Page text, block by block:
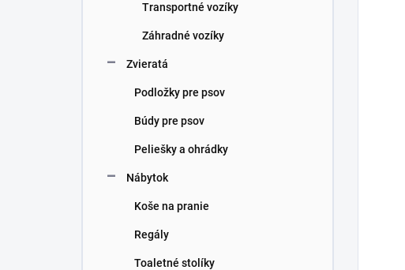
Transportné vozíky
Záhradné vozíky
Zvieratá
Podložky pre psov
Búdy pre psov
Peliešky a ohrádky
Nábytok
Koše na pranie
Regály
Toaletné stolíky